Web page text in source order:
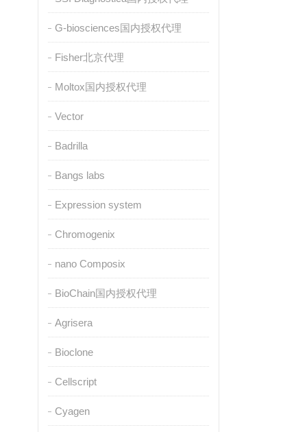
G-biosciences国内授权代理
Fisher北京代理
Moltox国内授权代理
Vector
Badrilla
Bangs labs
Expression system
Chromogenix
nano Composix
BioChain国内授权代理
Agrisera
Bioclone
Cellscript
Cyagen